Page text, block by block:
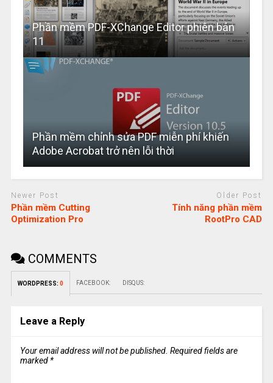
Phần mềm PDF-XChange Editor phiên bản
11
Phần mềm chỉnh sửa PDF miễn phí khiến
Adobe Acrobat trở nên lỗi thời
Newer Post
Phần mềm Cutting
Optimization Pro
Older Post
Tính năng phần mềm
RootPro CAD
COMMENTS
WORDPRESS: 0 FACEBOOK: DISQUS:
Leave a Reply
Your email address will not be published. Required fields are
marked *